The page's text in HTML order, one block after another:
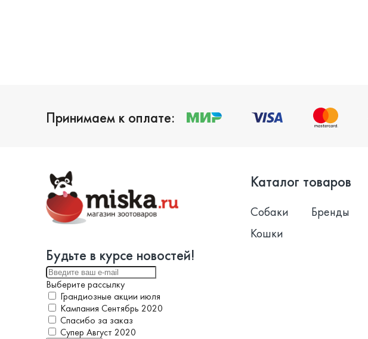
Принимаем к оплате:
Будьте в курсе новостей!
Выберите рассылку
Грандиозные акции июля
Кампания Сентябрь 2020
Спасибо за заказ
Супер Август 2020
Каталог товаров
Собаки
Кошки
Бренды